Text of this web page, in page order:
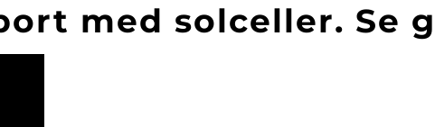
med solceller. Se